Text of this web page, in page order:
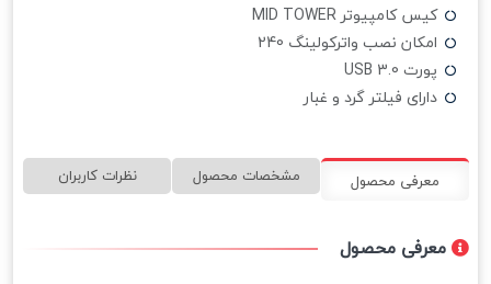
کیس کامپیوتر MID TOWER
امکان نصب واترکولینگ 240
پورت USB 3.0
دارای فیلتر گرد و غبار
معرفی محصول مشخصات محصول نظرات کاربران
معرفی محصول